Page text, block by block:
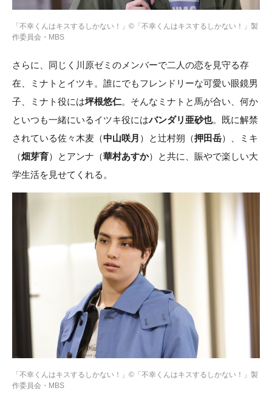
「不幸くんはキスするしかない！」©「不幸くんはキスするしかない！」製
作委員会・MBS
さらに、同じく川原ゼミのメンバーで二人の恋を見守る存
在、ミナトとイツキ。誰にでもフレンドリーな可愛い眼鏡男
子、ミナト役には坪根悠仁。そんなミナトと馬が合い、何か
といつも一緒にいるイツキ役にはバンダリ亜砂也。既に解禁
されている佐々木麦（中山咲月 ）と辻村朔（押田岳）、ミキ
（畑芽育）とアンナ（華村あすか）と共に、賑やで楽しい大
学生活を見せてくれる。
「不幸くんはキスするしかない！」©「不幸くんはキスするしかない！」製
作委員会・MBS